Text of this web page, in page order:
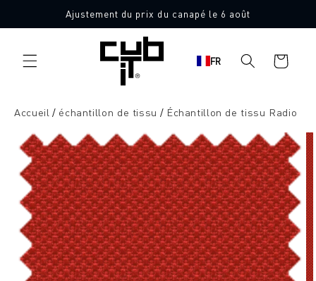
directement
au contenu
Ajustement du prix du canapé le 6 août
FR
Panier
d'achat
Accueil échantillon de tissu Échantillon de tissu Radio
l'information
sur le
produit
10 échantillons de tissu gratuits